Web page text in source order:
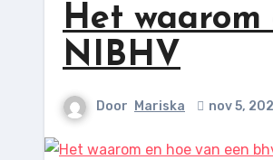
Het
NIBHV
Door Mariska nov 5,